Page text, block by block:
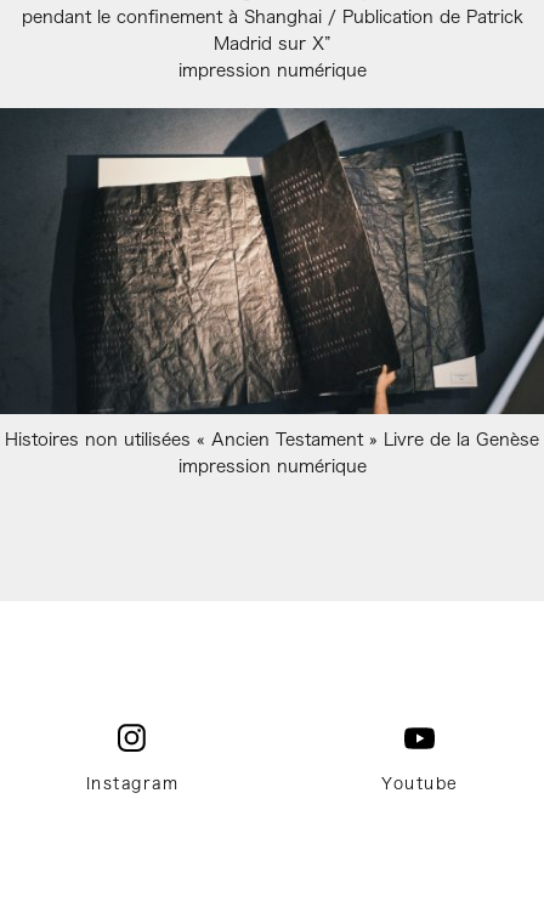
pendant le confinement à Shanghai / Publication de Patrick
Madrid sur X”
impression numérique
Histoires non utilisées « Ancien Testament » Livre de la Genèse
impression numérique
Instagram Youtube